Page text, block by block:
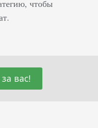
чтобы
вас!